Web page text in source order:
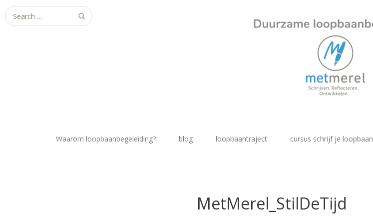
Search
for:
Waarom loopbaanbegeleiding? blog loopbaantraject cursus schrijf je loopbaan
MetMerel_StilDeTijd